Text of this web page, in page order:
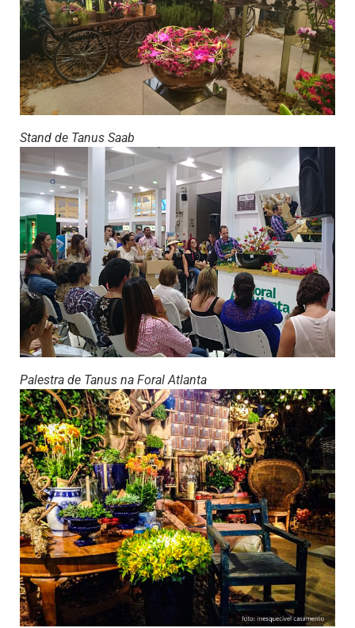
Stand de Tanus Saab
Palestra de Tanus na Foral Atlanta